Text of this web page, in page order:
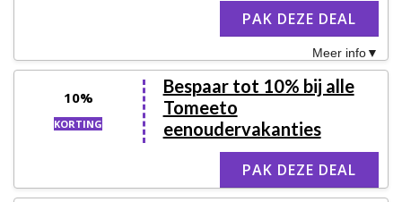
PAK DEZE DEAL
Meer info
10%
KORTING
Bespaar tot 10% bij alle
Tomeeto
eenoudervakanties
PAK DEZE DEAL